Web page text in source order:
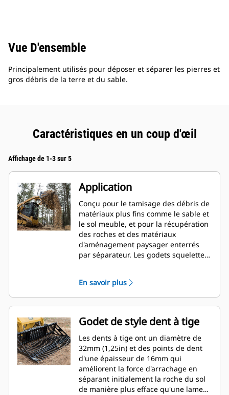
Vue D'ensemble
Principalement utilisés pour déposer et séparer les pierres et
gros débris de la terre et du sable.
Caractéristiques en un coup d'œil
Affichage de 1-3 sur 5
Application
Conçu pour le tamisage des débris de
matériaux plus fins comme le sable et
le sol meuble, et pour la récupération
des roches et des matériaux
d'aménagement paysager enterrés
par séparateur. Les godets squelettes
les chargeuses à chaînes compactes
Cat.
En savoir plus
Godet de style dent à tige
Les dents à tige ont un diamètre de
32mm (1,25in) et des points de dent
d'une épaisseur de 16mm qui
améliorent la force d'arrachage en
séparant initialement la roche du sol
de manière plus efface qu'une lame